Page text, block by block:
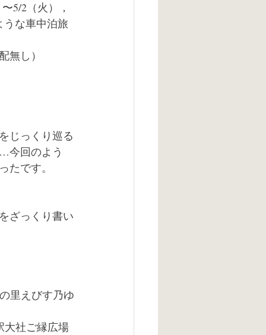
5/2（火），
な車中泊旅
無し）
じっくり巡る
今回のよう
です。
ざっくり書い
里えびす乃ゆ
大社ご縁広場